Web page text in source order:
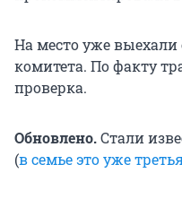
На место уже выехали
комитета. По факту
проверка.
Обновлено.Стали
(в семье это уже